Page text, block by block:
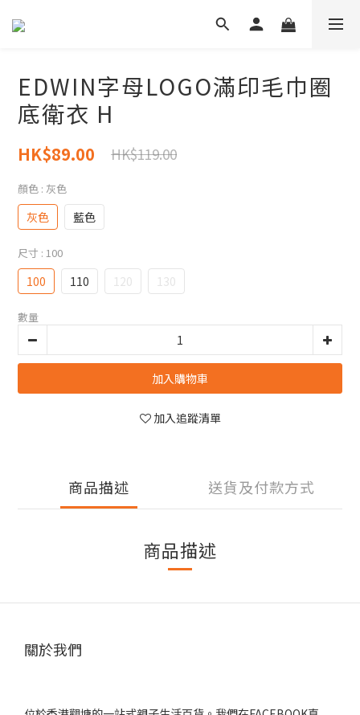
EDWIN字母LOGO滿印毛巾圈
底衛衣 H
HK$89.00 HK$119.00
顏色 : 灰色
灰色 藍色
尺寸 : 100
100 110 120 130
數量
加入購物車
加入追蹤清單
商品描述 送貨及付款方式
商品描述
關於我們